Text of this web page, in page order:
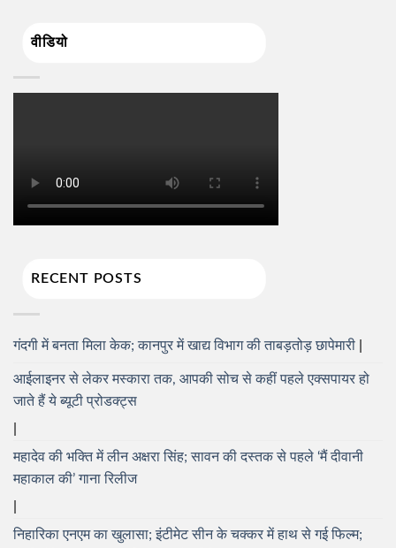
वीडियो
RECENT POSTS
गंदगी में बनता मिला केक; कानपुर में खाद्य विभाग की ताबड़तोड़ छापेमारी
आईलाइनर से लेकर मस्कारा तक, आपकी सोच से कहीं पहले एक्सपायर हो
जाते हैं ये ब्यूटी प्रोडक्ट्स
महादेव की भक्ति में लीन अक्षरा सिंह; सावन की दस्तक से पहले ‘मैं दीवानी
महाकाल की’ गाना रिलीज
निहारिका एनएम का खुलासा; इंटीमेट सीन के चक्कर में हाथ से गई फिल्म;